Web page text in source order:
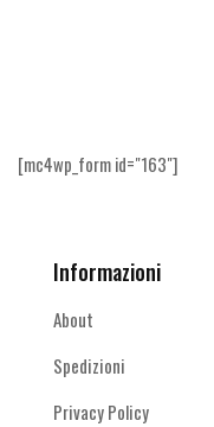
[mc4wp_form id="163"]
Informazioni
About
Spedizioni
Privacy Policy